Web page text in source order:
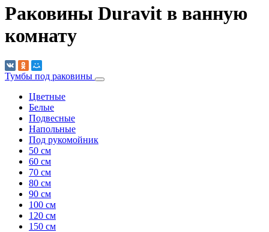
Раковины Duravit в ванную
комнату
Тумбы под раковины
Цветные
Белые
Подвесные
Напольные
Под рукомойник
50 см
60 см
70 см
80 см
90 см
100 см
120 см
150 см